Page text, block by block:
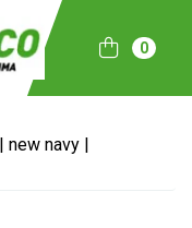
0
new navy |